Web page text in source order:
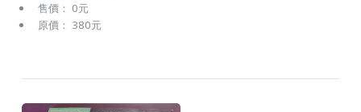
售價： 0元
原價： 380元